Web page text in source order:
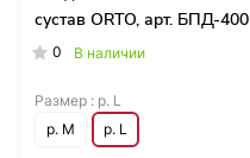
сустав ORTO, арт. БПД-400
0 В наличии
Размер : р. L
р. M
р. L